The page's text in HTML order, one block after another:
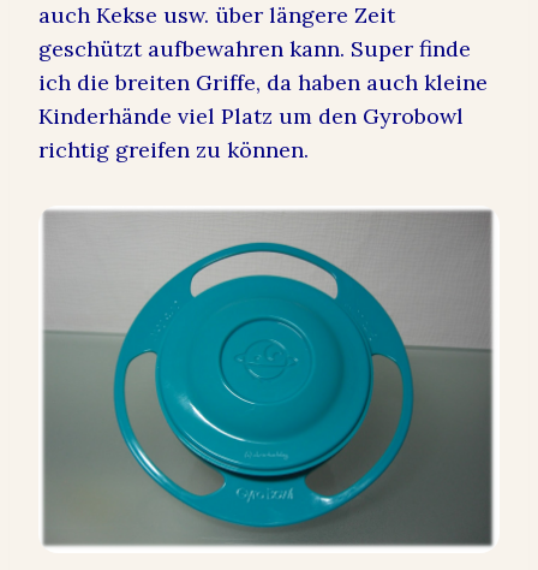
auch Kekse usw. über längere Zeit
geschützt aufbewahren kann. Super finde
ich die breiten Griffe, da haben auch kleine
Kinderhände viel Platz um den Gyrobowl
richtig greifen zu können.